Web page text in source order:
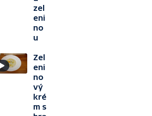
zel
eni
no
u
Zel
eni
no
vý
kré
m s